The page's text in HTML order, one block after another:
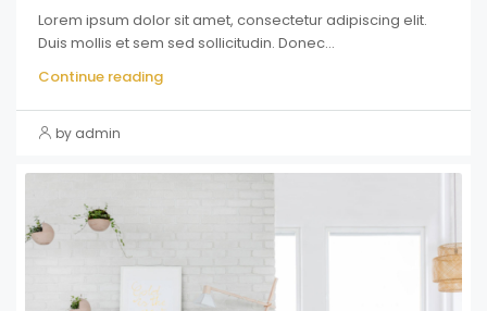
Lorem ipsum dolor sit amet, consectetur adipiscing elit.
Duis mollis et sem sed sollicitudin. Donec...
Continue reading
by admin